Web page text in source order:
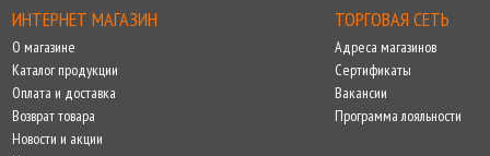
ИНТЕРНЕТ МАГАЗИН
О магазине
Каталог продукции
Оплата и доставка
Возврат товара
Новости и акции
ТОРГОВАЯ СЕТЬ
Адреса магазинов
Сертификаты
Вакансии
Программа лояльности